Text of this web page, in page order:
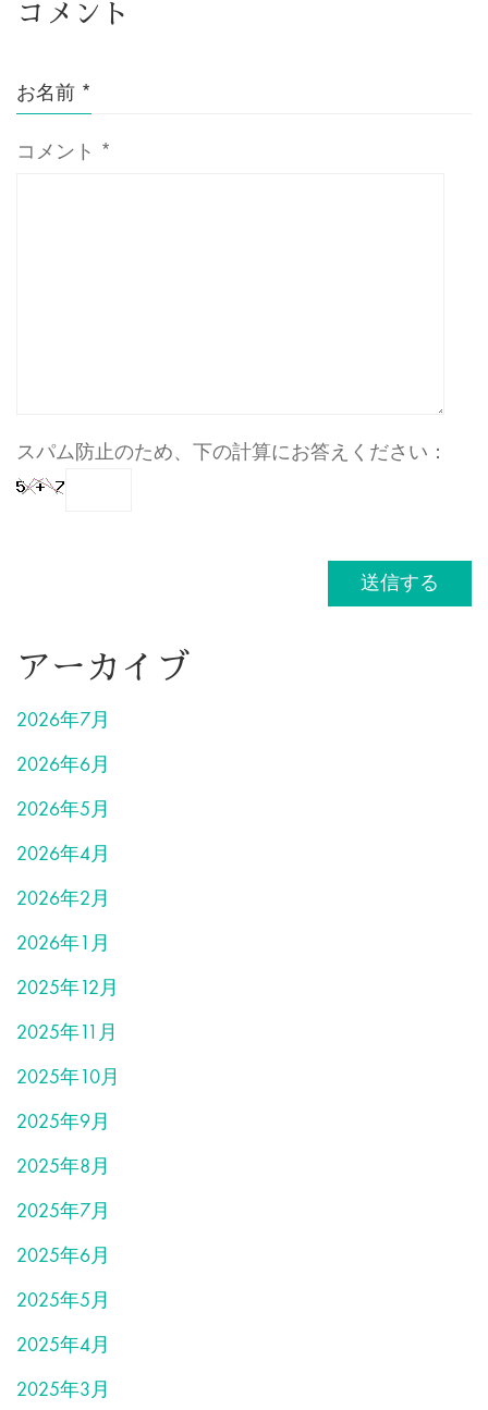
コメント
お名前 *
コメント *
スパム防止のため、下の計算にお答えください：
アーカイブ
2026年7月
2026年6月
2026年5月
2026年4月
2026年2月
2026年1月
2025年12月
2025年11月
2025年10月
2025年9月
2025年8月
2025年7月
2025年6月
2025年5月
2025年4月
2025年3月